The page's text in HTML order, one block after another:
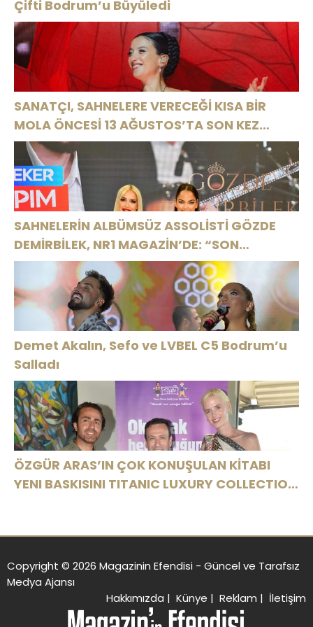
Çifti Bodrum’u Büyüledi
SANATÇI, SAHNELERE VERECEĞİ KISA BİR
MOLA ÖNCESİ 13 AĞUSTOS’TA SON KEZ
HARBİYE’DE OLACAK!
SAHNELERİN ALBÜMSÜZ ASSOLİSTİ GÖZDE
DEMİRBİLEK, NR1 MAGAZİN’DE: “SON
ASSOLİST OLARAK VAR OLACAĞIM!”
Demet Akalın, Sefo ve LVBEL C5 Bodrum’u
Salladı
ÖZGÜR ARAS’IN ÇOK KONUŞULAN KİTABI
YENI BASKISINI TITANIC LUXURY COLLECTION
Copyright © 2026 Magazinin Efendisi - Güncel ve Tarafsız
Medya Ajansı
Hakkımızda | Künye | Reklam | İletişim